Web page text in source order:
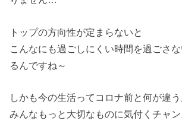
トップの方向性が定まらないと
こんなにも過ごしにくい時間を過ごさ
るんですね～
しかも今の生活ってコロナ前と何が違
みんなもっと大切なものに気付くチャ